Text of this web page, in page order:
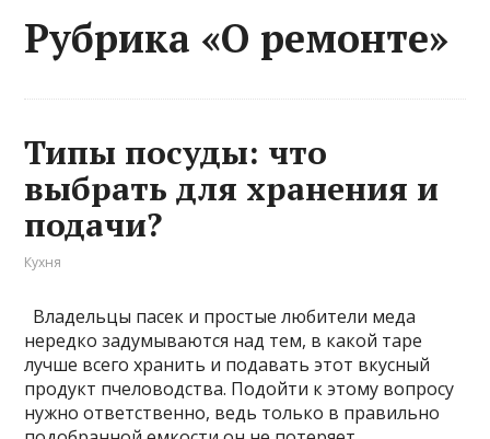
Рубрика «О ремонте»
Типы посуды: что
выбрать для хранения и
подачи?
Кухня
Владельцы пасек и простые любители меда
нередко задумываются над тем, в какой таре
лучше всего хранить и подавать этот вкусный
продукт пчеловодства. Подойти к этому вопросу
нужно ответственно, ведь только в правильно